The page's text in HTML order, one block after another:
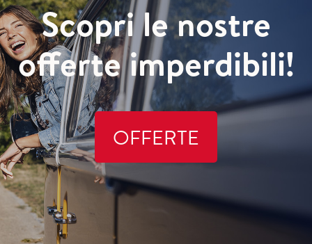
Scopri le nostre
offerte imperdibili!
OFFERTE